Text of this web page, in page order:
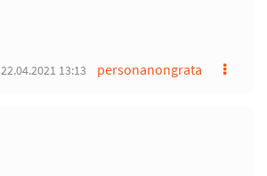
personanongrata
22.04.2021 13:13